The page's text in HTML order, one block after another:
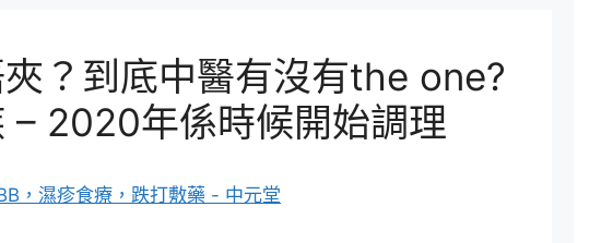
？到底中醫有沒有the one?
– 2020年係時候開始調理